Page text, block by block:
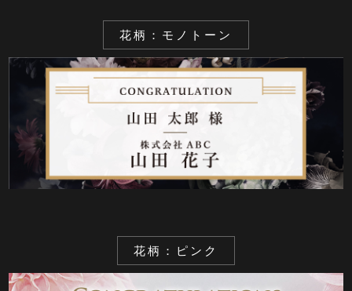
花柄：モノトーン
花柄：ピンク